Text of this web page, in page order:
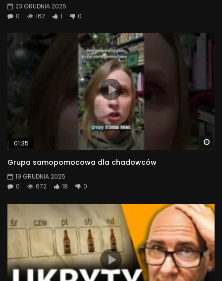
23 GRUDNIA 2025
0
162 1 0
01:35
Grupa samopomocowa dla chadowców
19 GRUDNIA 2025
0
672 18 0